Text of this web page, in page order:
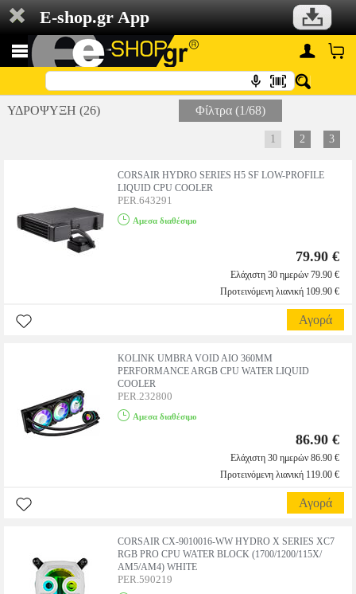
E-shop.gr App
ΥΔΡΟΨΥΞΗ (26) Φίλτρα (1/68)
1 2 3
CORSAIR HYDRO SERIES H5 SF LOW-PROFILE
LIQUID CPU COOLER
PER.643291
Αμεσα διαθέσιμο
79.90 €
Ελάχιστη 30 ημερών 79.90 €
Προτεινόμενη λιανική 109.90 €
Αγορά
KOLINK UMBRA VOID AIO 360MM
PERFORMANCE ARGB CPU WATER LIQUID
COOLER
PER.232800
Αμεσα διαθέσιμο
86.90 €
Ελάχιστη 30 ημερών 86.90 €
Προτεινόμενη λιανική 119.00 €
Αγορά
CORSAIR CX-9010016-WW HYDRO X SERIES XC7
RGB PRO CPU WATER BLOCK (1700/1200/115Χ/
ΑΜ5/AM4) WHITE
PER.590219